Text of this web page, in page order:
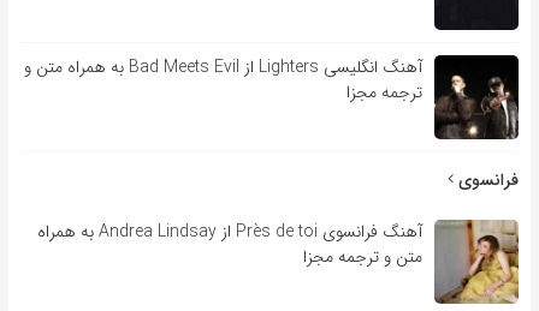
آهنگ انگلیسی Lighters از Bad Meets Evil به همراه متن و
ترجمه مجزا
فرانسوی
آهنگ فرانسوی Près de toi از Andrea Lindsay به همراه
متن و ترجمه مجزا